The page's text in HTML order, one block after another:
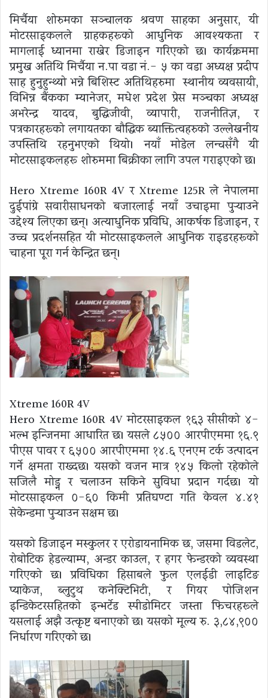
मिर्चैया शोरुमका सञ्चालक श्रवण साहका अनुसार, यी
मोटरसाइकलले ग्राहकहरूको आधुनिक आवश्यकता र
मागलाई ध्यानमा राखेर डिजाइन गरिएको छ। कार्यक्रममा
प्रमुख अतिथि मिर्चैया न.पा वडा नं.- ५ का वडा अध्यक्ष प्रदीप
साह हुनुहुन्थ्यो भन्ने बिशिस्ट अतिथिहरुमा स्थानीय व्यवसायी,
विभिन्न बैंकका म्यानेजर, मधेश प्रदेश प्रेस मञ्चका अध्यक्ष
अभरेन्द्र यादव, बुद्धिजीवी, व्यापारी, राजनीतिज्ञ, र
पत्रकारहरूको लगायतका बौद्धिक ब्याक्तित्वहरुकाे उल्लेखनीय
उपस्तिथि रहनुभएकाे थियो। नयाँ मोडेल लन्चसँगै यी
मोटरसाइकलहरू शोरुममा बिक्रीका लागि उपलब्ध गराइएको छ।
Hero Xtreme 160R 4V र Xtreme 125R ले नेपालमा
दुईपांग्रे सवारीसाधनको बजारलाई नयाँ उचाइमा पुर्‍याउने
उद्देश्य लिएका छन्। अत्याधुनिक प्रविधि, आकर्षक डिजाइन, र
उच्च प्रदर्शनसहित यी मोटरसाइकलले आधुनिक राइडरहरूको
चाहना पूरा गर्न केन्द्रित छन्।
Xtreme 160R 4V
Hero Xtreme 160R 4V मोटरसाइकल १६३ सीसीको ४-
भल्भ इन्जिनमा आधारित छ। यसले ८५०० आरपीएममा १६.९
पीएस पावर र ६५०० आरपीएममा १४.६ एनएम टर्क उत्पादन
गर्ने क्षमता राख्दछ। यसको वजन मात्र १४५ किलो रहेकोले
सजिलै मोड्न र चलाउन सकिने सुविधा प्रदान गर्दछ। यो
मोटरसाइकल ०-६० किमी प्रतिघण्टा गति केवल ४.४१
सेकेन्डमा पुर्‍याउन सक्षम छ।
यसको डिजाइन मस्कुलर र एरोडायनामिक छ, जसमा विडलेट,
रोबोटिक हेडल्याम्प, अन्डर काउल, र हगर फेन्डरको व्यवस्था
गरिएको छ। प्रविधिका हिसाबले फुल एलईडी लाइटिङ
प्याकेज, ब्लुटुथ कनेक्टिभिटी, र गियर पोजिशन
इन्डिकेटरसहितको इन्भर्टेड स्पीडोमिटर जस्ता फिचरहरूले
यसलाई अझै उत्कृष्ट बनाएको छ। यसको मूल्य रु. ३,८४,९००
निर्धारण गरिएको छ।